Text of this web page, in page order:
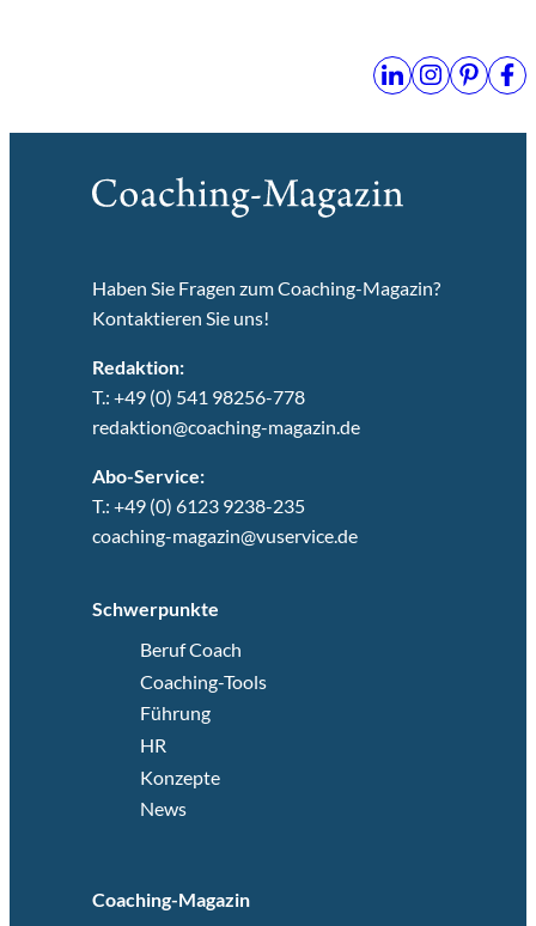
Haben Sie Fragen zum Coaching-Magazin?
Kontaktieren Sie uns!
Redaktion:
T.: +49 (0) 541 98256-778
redaktion@coaching-magazin.de
Abo-Service:
T.: +49 (0) 6123 9238-235
coaching-magazin@vuservice.de
Schwerpunkte
Beruf Coach
Coaching-Tools
Führung
HR
Konzepte
News
Coaching-Magazin